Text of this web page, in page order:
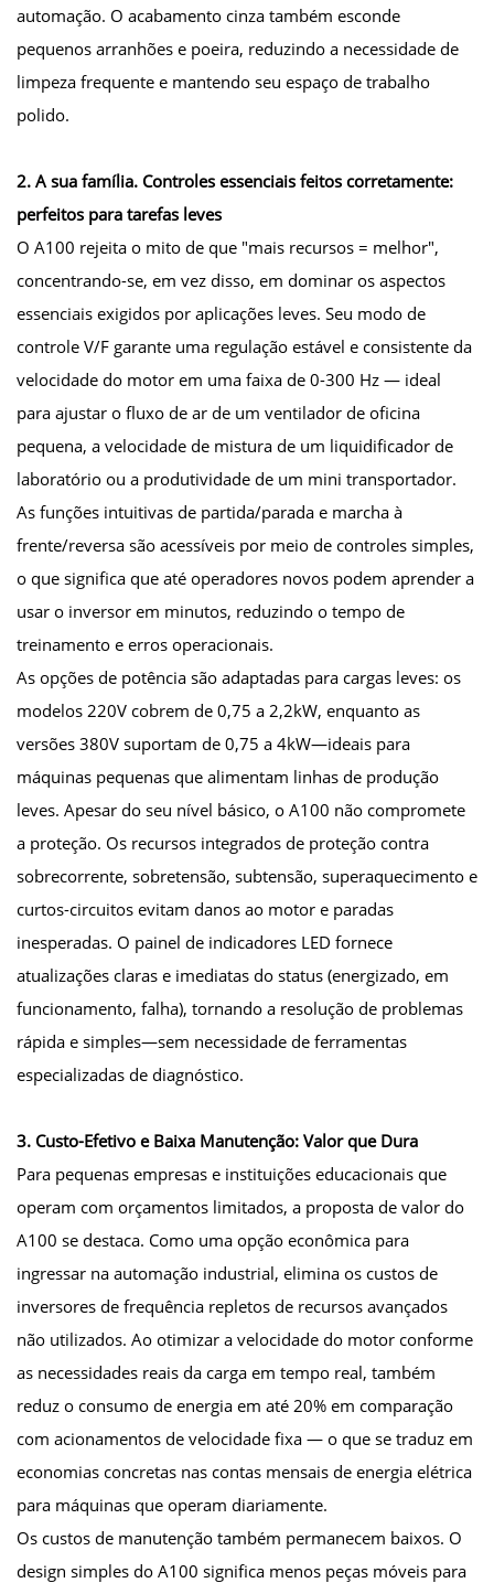
automação. O acabamento cinza também esconde
pequenos arranhões e poeira, reduzindo a necessidade de
limpeza frequente e mantendo seu espaço de trabalho
polido.
2. A sua família. Controles essenciais feitos corretamente:
perfeitos para tarefas leves
O A100 rejeita o mito de que "mais recursos = melhor",
concentrando-se, em vez disso, em dominar os aspectos
essenciais exigidos por aplicações leves. Seu modo de
controle V/F garante uma regulação estável e consistente da
velocidade do motor em uma faixa de 0-300 Hz — ideal
para ajustar o fluxo de ar de um ventilador de oficina
pequena, a velocidade de mistura de um liquidificador de
laboratório ou a produtividade de um mini transportador.
As funções intuitivas de partida/parada e marcha à
frente/reversa são acessíveis por meio de controles simples,
o que significa que até operadores novos podem aprender a
usar o inversor em minutos, reduzindo o tempo de
treinamento e erros operacionais.
As opções de potência são adaptadas para cargas leves: os
modelos 220V cobrem de 0,75 a 2,2kW, enquanto as
versões 380V suportam de 0,75 a 4kW—ideais para
máquinas pequenas que alimentam linhas de produção
leves. Apesar do seu nível básico, o A100 não compromete
a proteção. Os recursos integrados de proteção contra
sobrecorrente, sobretensão, subtensão, superaquecimento e
curtos-circuitos evitam danos ao motor e paradas
inesperadas. O painel de indicadores LED fornece
atualizações claras e imediatas do status (energizado, em
funcionamento, falha), tornando a resolução de problemas
rápida e simples—sem necessidade de ferramentas
especializadas de diagnóstico.
3. Custo-Efetivo e Baixa Manutenção: Valor que Dura
Para pequenas empresas e instituições educacionais que
operam com orçamentos limitados, a proposta de valor do
A100 se destaca. Como uma opção econômica para
ingressar na automação industrial, elimina os custos de
inversores de frequência repletos de recursos avançados
não utilizados. Ao otimizar a velocidade do motor conforme
as necessidades reais da carga em tempo real, também
reduz o consumo de energia em até 20% em comparação
com acionamentos de velocidade fixa — o que se traduz em
economias concretas nas contas mensais de energia elétrica
para máquinas que operam diariamente.
Os custos de manutenção também permanecem baixos. O
design simples do A100 significa menos peças móveis para